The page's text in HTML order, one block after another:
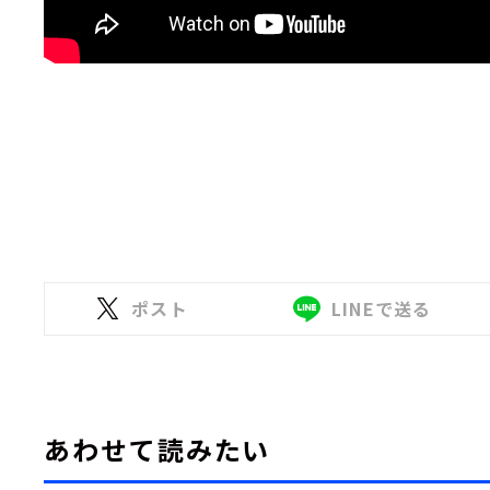
ポスト LINEで送る
あわせて読みたい